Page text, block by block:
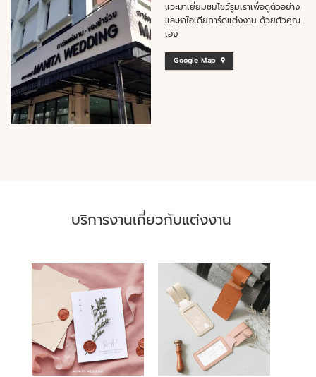
แวะมาเยี่ยมชมโชว์รูมเราเพื่อดูตัวอย่าง
และหาไอเดียการ์ดแต่งงาน ด้วยตัวคุณ
เอง
Google Map
บริการงานเกี่ยวกับแต่งงาน